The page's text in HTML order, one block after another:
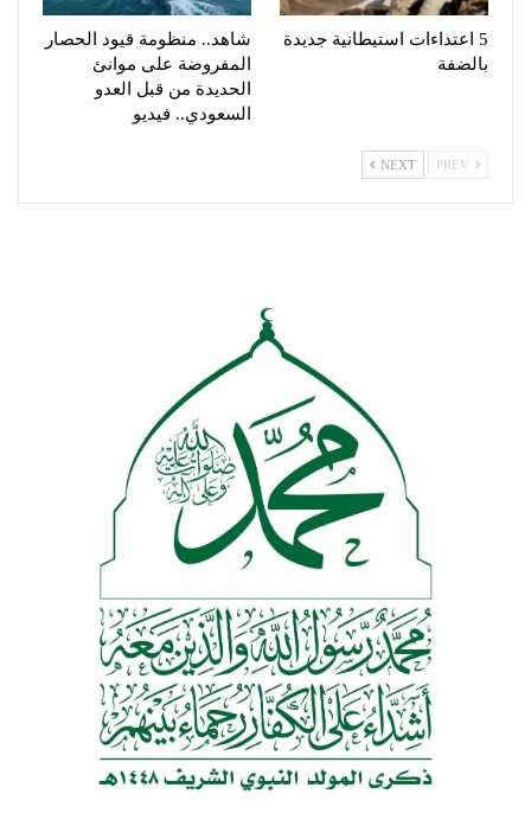
5 اعتداءات استيطانية جديدة
بالضفة
شاهد.. منظومة قيود الحصار
المفروضة على موانئ
الحديدة من قبل العدو
السعودي.. فيديو
NEXT